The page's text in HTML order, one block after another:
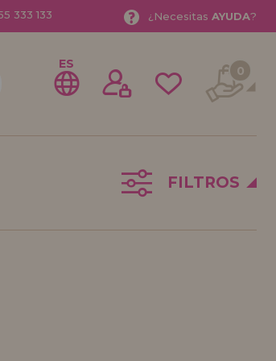
333 133 ¿ Necesitas AYUDA?
vender en tu negocio nuestros
y conoce nuestras condiciones
para la distribución.
ES 0
FILTROS